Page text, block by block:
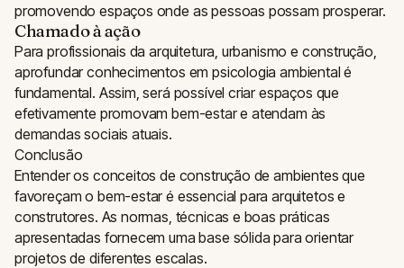
promovendo espaços onde as pessoas possam prosperar.
Chamado à ação
Para profissionais da arquitetura, urbanismo e construção,
aprofundar conhecimentos em psicologia ambiental é
fundamental. Assim, será possível criar espaços que
efetivamente promovam bem-estar e atendam às
demandas sociais atuais.
Conclusão
Entender os conceitos de construção de ambientes que
favoreçam o bem-estar é essencial para arquitetos e
construtores. As normas, técnicas e boas práticas
apresentadas fornecem uma base sólida para orientar
projetos de diferentes escalas.